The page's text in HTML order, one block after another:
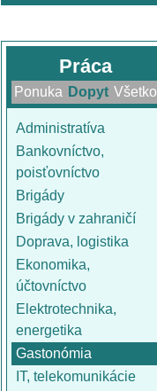
Práca
Ponuka Dopyt Všetko
Administratíva
Bankovníctvo,
poisťovníctvo
Brigády
Brigády v zahraničí
Doprava, logistika
Ekonomika,
účtovníctvo
Elektrotechnika,
energetika
Gastonómia
IT, telekomunikácie